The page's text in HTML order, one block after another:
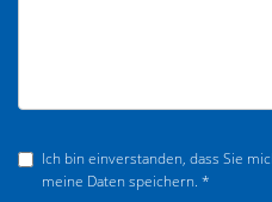
Ich bin einverstanden, dass Sie
meine Daten speichern. *